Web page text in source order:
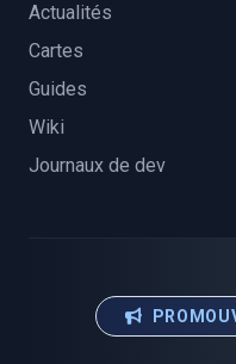
Actualités
Cartes
Guides
Wiki
Journaux de dev